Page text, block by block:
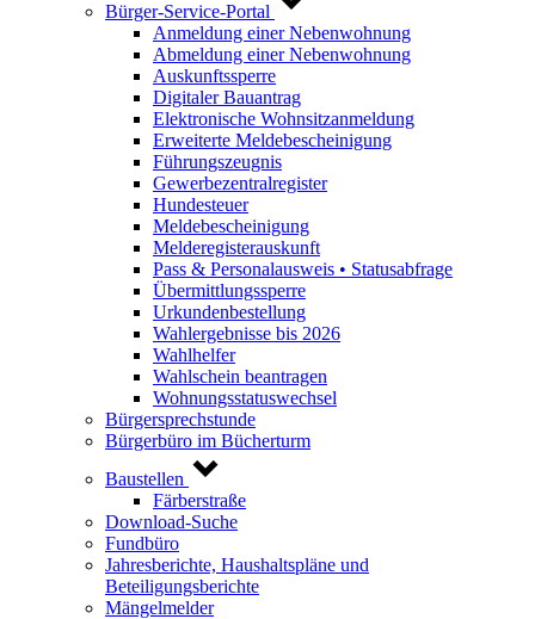
Bürger-Service-Portal
Anmeldung einer Nebenwohnung
Abmeldung einer Nebenwohnung
Auskunftssperre
Digitaler Bauantrag
Elektronische Wohnsitzanmeldung
Erweiterte Meldebescheinigung
Führungszeugnis
Gewerbezentralregister
Hundesteuer
Meldebescheinigung
Melderegisterauskunft
Pass & Personalausweis • Statusabfrage
Übermittlungssperre
Urkundenbestellung
Wahlergebnisse bis 2026
Wahlhelfer
Wahlschein beantragen
Wohnungsstatuswechsel
Bürgersprechstunde
Bürgerbüro im Bücherturm
Baustellen
Färberstraße
Download-Suche
Fundbüro
Jahresberichte, Haushaltspläne und
Beteiligungsberichte
Mängelmelder